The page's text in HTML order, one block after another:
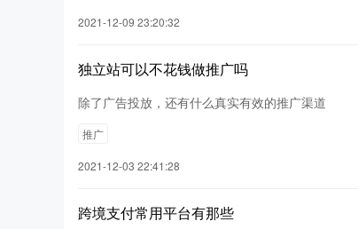
2021-12-09 23:20:32
独立站可以不花钱做推广吗
除了广告投放，还有什么真实有效的推广渠道
推广
2021-12-03 22:41:28
跨境支付常用平台有那些